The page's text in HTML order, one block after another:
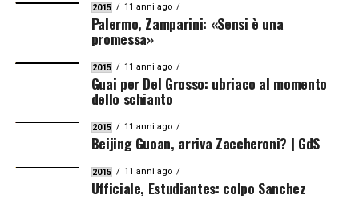
2015 11 anni ago
Palermo, Zamparini: «Sensi è una
promessa»
2015 11 anni ago
Guai per Del Grosso: ubriaco al momento
dello schianto
2015 11 anni ago
Beijing Guoan, arriva Zaccheroni? | GdS
2015 11 anni ago
Ufficiale, Estudiantes: colpo Sanchez